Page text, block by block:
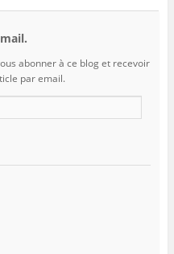
abonner à ce blog et recevoir
par email.